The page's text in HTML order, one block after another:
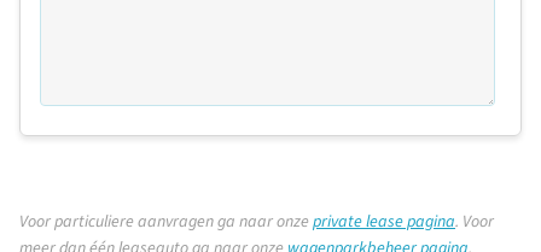
Voor particuliere aanvragen ga naar onzeprivate lease pagina. Voor